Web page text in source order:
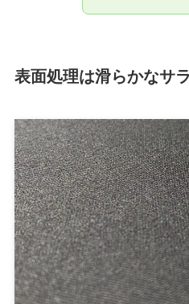
表面処理は滑らかなサ